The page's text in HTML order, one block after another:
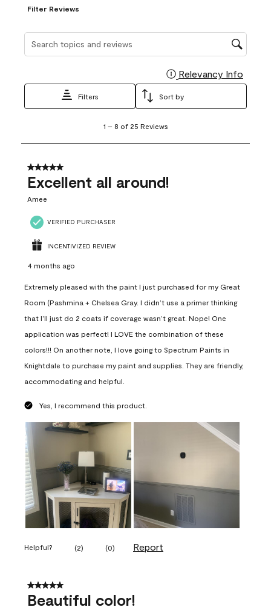
Filter Reviews
Relevancy Info
Filters Sort by
8
25
Reviews
1 – 8 of 25 Reviews
5 out of 5 stars.
Excellent all around!
Amee
VERIFIED PURCHASER
INCENTIVIZED REVIEW
4 months ago
Extremely pleased with the paint I just purchased for my Great
Room (Pashmina + Chelsea Gray. I didn’t use a primer thinking
that I’ll just do 2 coats if coverage wasn’t great. Nope! One
application was perfect! I LOVE the combination of these
colors!!! On another note, I love going to Spectrum Paints in
Knightdale to purchase my paint and supplies. They are friendly,
accommodating and helpful.
Yes, I recommend this product.
Helpful? (2) (0) Report
5 out of 5 stars.
Beautiful color!